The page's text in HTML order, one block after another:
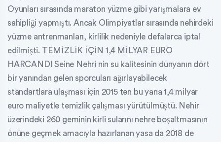
Oyunları sırasında maraton yüzme gibi yarışmalara ev
sahipliği yapmıştı. Ancak Olimpiyatlar sırasında nehirdeki
yüzme antrenmanları, kirlilik nedeniyle defalarca iptal
edilmişti. TEMİZLİK İÇİN 1,4 MİLYAR EURO
HARCANDI Seine Nehri nin su kalitesinin dünyanın dört
bir yanından gelen sporcuları ağırlayabilecek
standartlara ulaşması için 2015 ten bu yana 1,4 milyar
euro maliyetle temizlik çalışması yürütülmüştü. Nehir
üzerindeki 260 geminin kirli sularını nehre boşaltmasının
önüne geçmek amacıyla hazırlanan yasa da 2018 de